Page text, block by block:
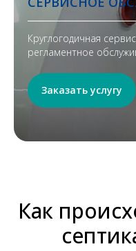
Круглогодичная
регламентное
Заказать услугу
Как